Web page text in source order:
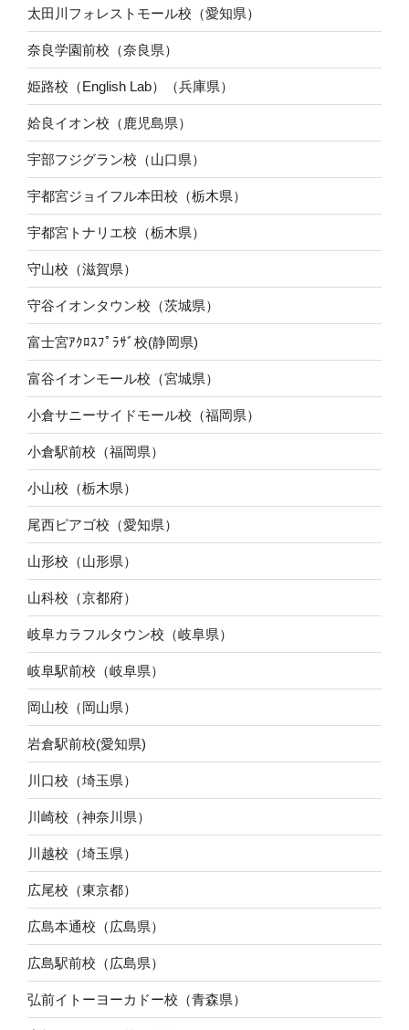
太田川フォレストモール校（愛知県）
奈良学園前校（奈良県）
姫路校（English Lab）（兵庫県）
姶良イオン校（鹿児島県）
宇部フジグラン校（山口県）
宇都宮ジョイフル本田校（栃木県）
宇都宮トナリエ校（栃木県）
守山校（滋賀県）
守谷イオンタウン校（茨城県）
富士宮ｱｸﾛｽﾌﾟﾗｻﾞ校(静岡県)
富谷イオンモール校（宮城県）
小倉サニーサイドモール校（福岡県）
小倉駅前校（福岡県）
小山校（栃木県）
尾西ピアゴ校（愛知県）
山形校（山形県）
山科校（京都府）
岐阜カラフルタウン校（岐阜県）
岐阜駅前校（岐阜県）
岡山校（岡山県）
岩倉駅前校(愛知県)
川口校（埼玉県）
川崎校（神奈川県）
川越校（埼玉県）
広尾校（東京都）
広島本通校（広島県）
広島駅前校（広島県）
弘前イトーヨーカドー校（青森県）